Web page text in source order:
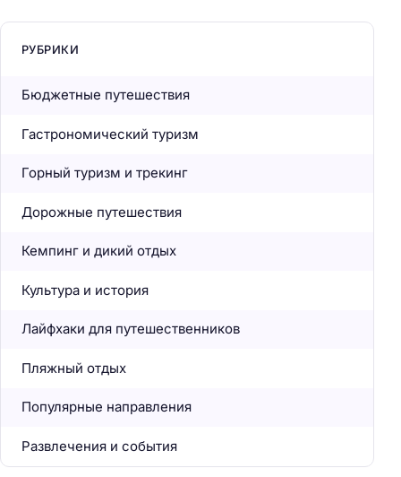
РУБРИКИ
Бюджетные путешествия
Гастрономический туризм
Горный туризм и трекинг
Дорожные путешествия
Кемпинг и дикий отдых
Культура и история
Лайфхаки для путешественников
Пляжный отдых
Популярные направления
Развлечения и события